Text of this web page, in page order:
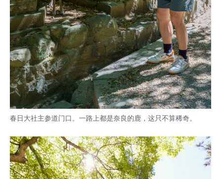
春日大社主参道门口。一路上都是奈良的鹿，这只不算稀奇。